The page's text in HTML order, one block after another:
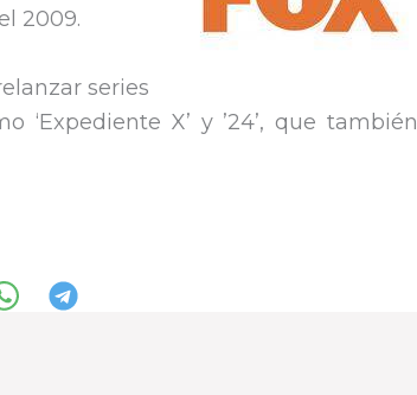
2009.
series
‘Expediente X’ y ’24’, que también